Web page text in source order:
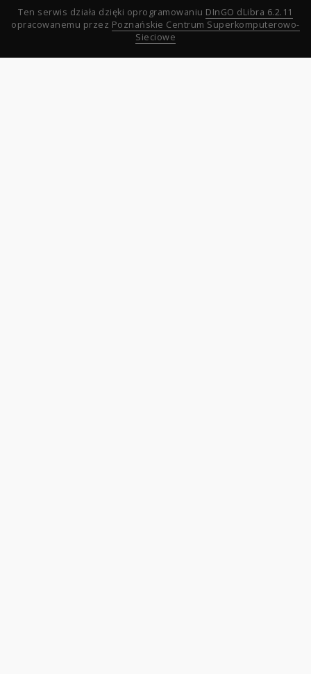
Ten serwis działa dzięki oprogramowaniu DInGO dLibra 6.2.11
opracowanemu przez Poznańskie Centrum Superkomputerowo-
Sieciowe